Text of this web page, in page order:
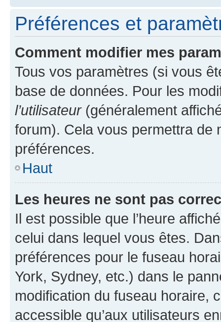
Préférences et
Comment modifier mes
Tous vos paramètres (si vous
base de données. Pour les
l’utilisateur(généralement
forum). Cela vous permettra de
préférences.
Haut
Les heures ne sont pas
Il est possible que l’heure
celui dans lequel vous êtes.
préférences pour le fuseau
York, Sydney, etc.) dans le
modification du fuseau horaire,
accessible qu’aux utilisateurs